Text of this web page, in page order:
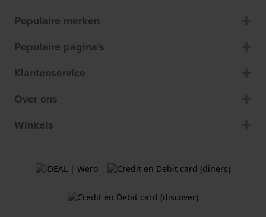
Populaire merken
Populaire pagina's
Klantenservice
Over ons
Winkels